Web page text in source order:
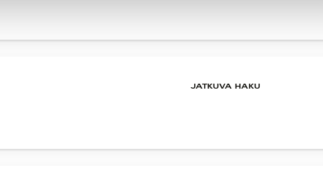
JATKUVA HAKU